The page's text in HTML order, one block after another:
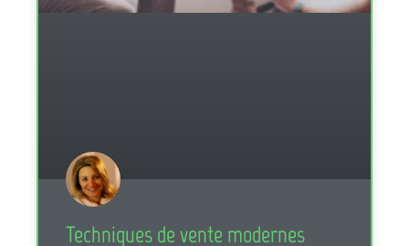
Techniques de vente modernes